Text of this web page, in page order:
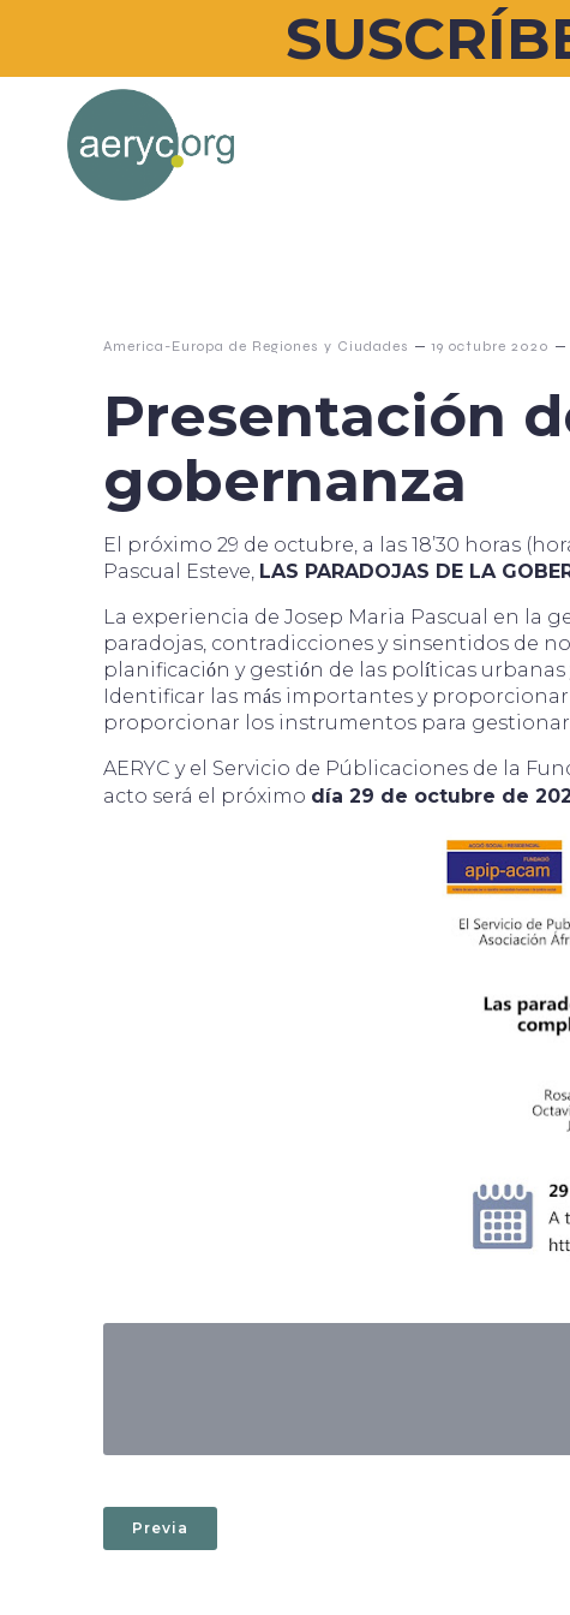
America-Europa de Regiones y Ciudades – 19 octubre 2020 –
Presentación
gobernanza
El próximo 29 de octubre, a las 18’30 horas
Pascual Esteve, LAS PARADOJAS DE LA
La experiencia de Josep Maria Pascual en la
paradojas, contradicciones y sinsentidos de
planificación y gestión de las pol íticas
Identificar las más importantes y proporcionar
proporcionar los instrumentos para
AERYC y el Servicio de Públicaciones de la
acto será el próximo día 29 de octubre de
Previa